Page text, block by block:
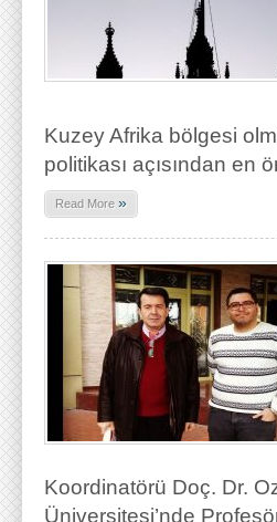
Kuzey Afrika bölgesi
politikası açısından en
Read More »
Koordinatörü Doç. Dr.
Üniversitesi’nde